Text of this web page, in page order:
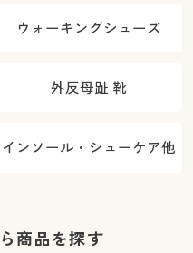
ウォーキングシューズ
外反母趾 靴
インソール・シューケア他
商品を探す